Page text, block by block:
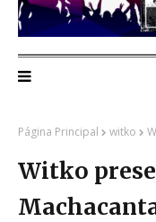
Página Principal witko
Witko